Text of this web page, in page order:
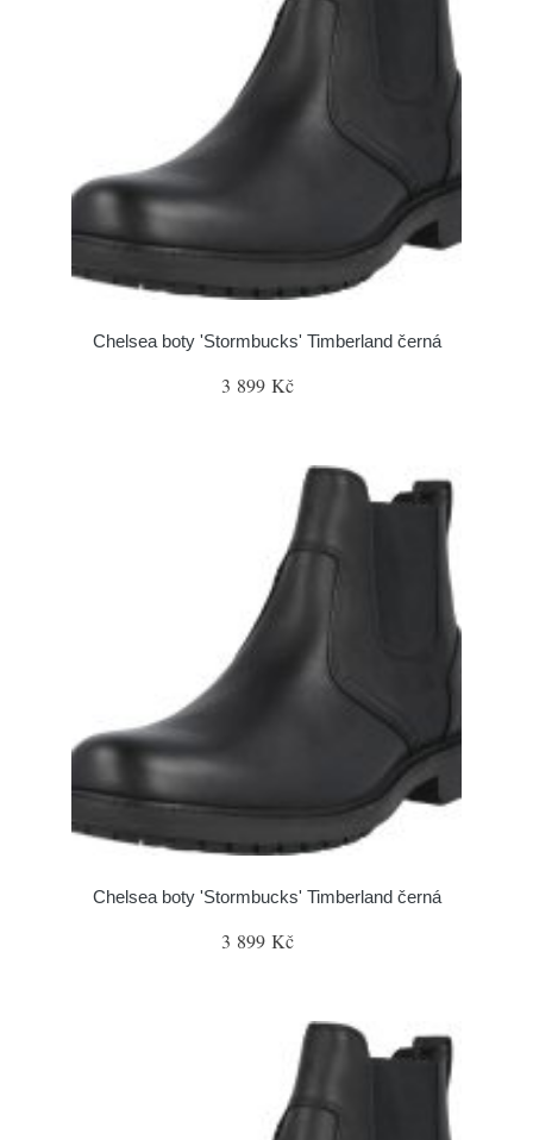
Chelsea boty 'Stormbucks' Timberland černá
3 899 Kč
Chelsea boty 'Stormbucks' Timberland černá
3 899 Kč